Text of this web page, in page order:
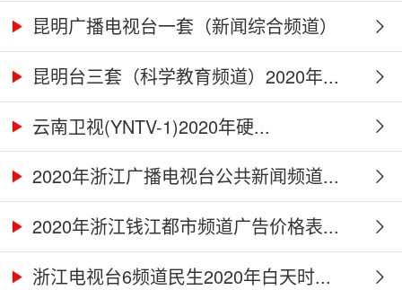
2... 昆明广播电视台一套（新闻综合频道）
2... 昆明台三套（科学教育频道）2020年...
云南卫视(YNTV-1)2020年硬...
2020年浙江广播电视台公共新闻频道...
2020年浙江钱江都市频道广告价格表...
浙江电视台6频道民生2020年白天时...